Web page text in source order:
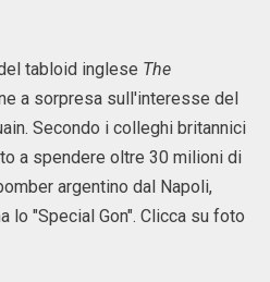
tabloid inglese The
a sorpresa sull'interesse del
Secondo i colleghi britannici
a spendere oltre 30 milioni di
argentino dal Napoli,
lo "Special Gon". Clicca su foto